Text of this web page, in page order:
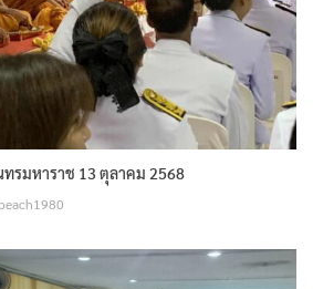
ทรมหาราช 13 ตุลาคม 2568